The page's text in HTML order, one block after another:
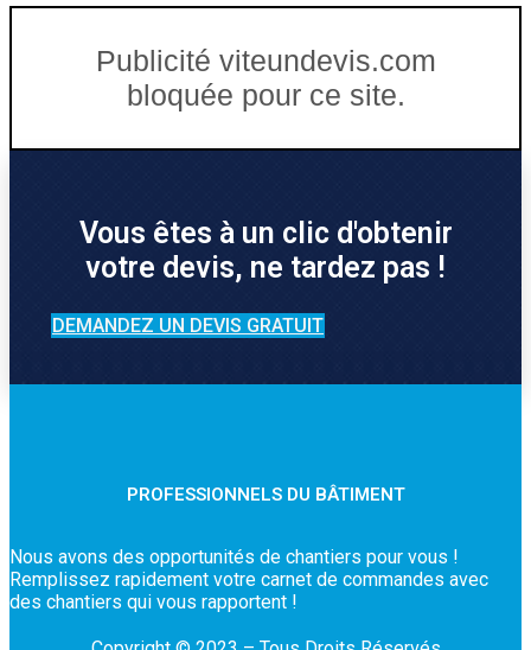
Publicité viteundevis.com
bloquée pour ce site.
Vous êtes à un clic d'obtenir
votre devis, ne tardez pas !
DEMANDEZ UN DEVIS GRATUIT
PROFESSIONNELS DU BÂTIMENT
Nous avons des opportunités de chantiers pour vous !
Remplissez rapidement votre carnet de commandes avec
des chantiers qui vous rapportent !